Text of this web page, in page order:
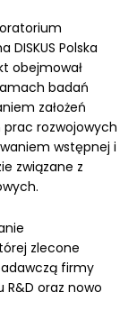
Polska
obejmował
badań
założeń
rozwojowych
wstępnej i
związane z
zlecone
firmy
oraz nowo